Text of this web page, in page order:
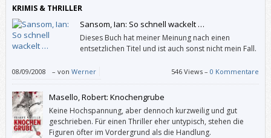
KRIMIS & THRILLER
Sansom, Ian: So schnell wackelt …
Dieses Buch hat meiner Meinung nach einen
entsetzlichen Titel und ist auch sonst nicht mein Fall.
08/09/2008 – von Werner 546 Views –0 Kommentare
Masello, Robert: Knochengrube
Keine Hochspannung, aber dennoch kurzweilig und gut
geschrieben. Für einen Thriller eher untypisch, stehen die
Figuren öfter im Vordergrund als die Handlung.